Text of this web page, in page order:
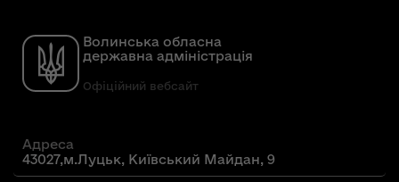
Волинська обласна
державна адміністрація
Офіційний вебсайт
Адреса
43027,м.Луцьк, Київський Майдан, 9